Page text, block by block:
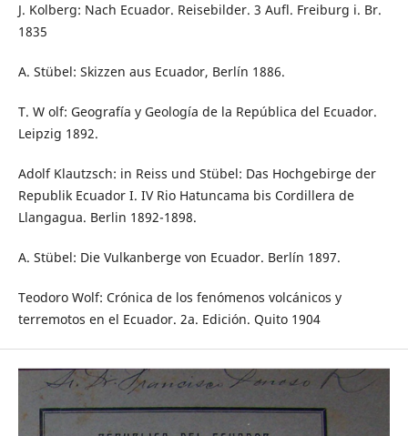
J. Kolberg: Nach Ecuador. Reisebilder. 3 Aufl. Freiburg i. Br.
1835
A. Stübel: Skizzen aus Ecuador, Berlín 1886.
T. W olf: Geografía y Geología de la República del Ecuador.
Leipzig 1892.
Adolf Klautzsch: in Reiss und Stübel: Das Hochgebirge der
Republik Ecuador I. IV Rio Hatuncama bis Cordillera de
Llangagua. Berlin 1892-1898.
A. Stübel: Die Vulkanberge von Ecuador. Berlín 1897.
Teodoro Wolf: Crónica de los fenómenos volcánicos y
terremotos en el Ecuador. 2a. Edición. Quito 1904